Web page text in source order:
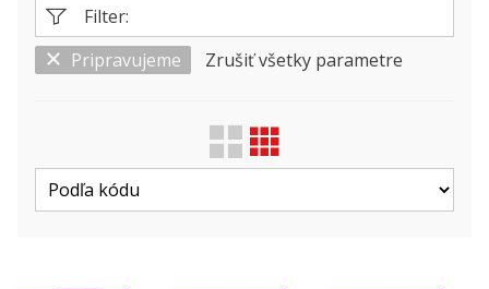
Filter:
Druh
Pripravujeme Zrušiť všetky parametre